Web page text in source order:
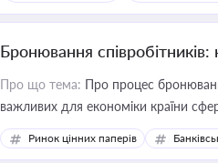
Бронювання
Про що тема: Про процес
важливих для економіки країни
Ринок цінних паперів